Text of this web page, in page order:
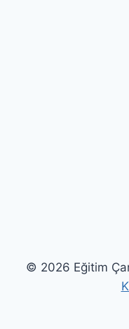
© 2026 Eğitim